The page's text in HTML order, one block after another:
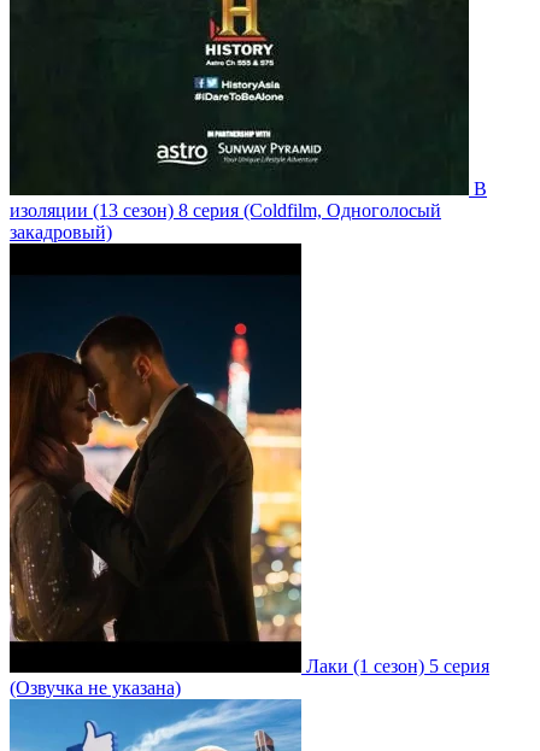
В
изоляции (13 сезон) 8 серия (Coldfilm, Одноголосый
закадровый)
Лаки (1 сезон) 5 серия
(Озвучка не указана)